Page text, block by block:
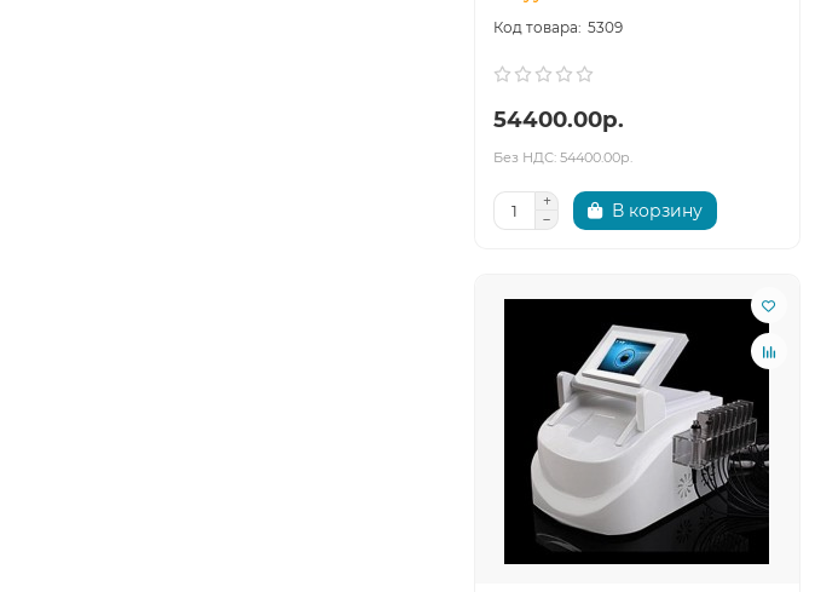
5309
54400.00р.
Без НДС: 54400.00р.
В корзину